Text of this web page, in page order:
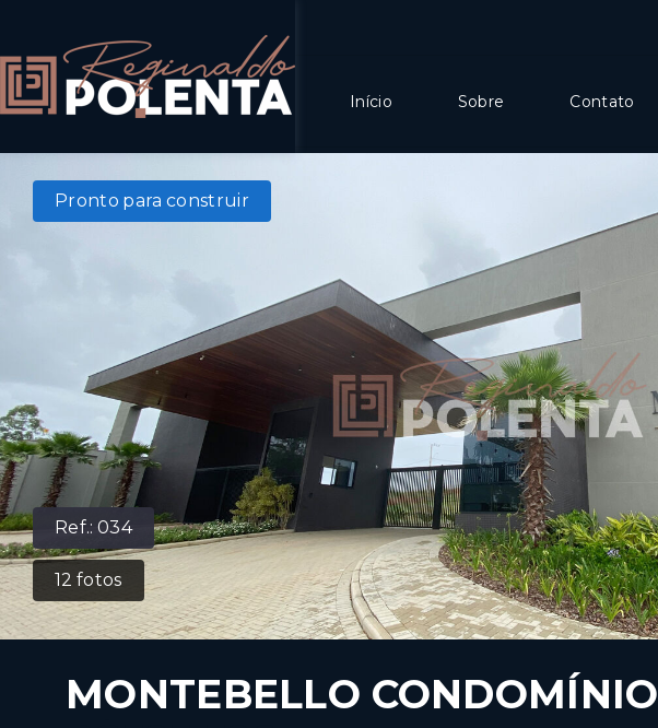
Início Sobre Contato
Ref.:034
12 fotos
Pronto para construir
MONTEBELLO CONDOMÍNIO